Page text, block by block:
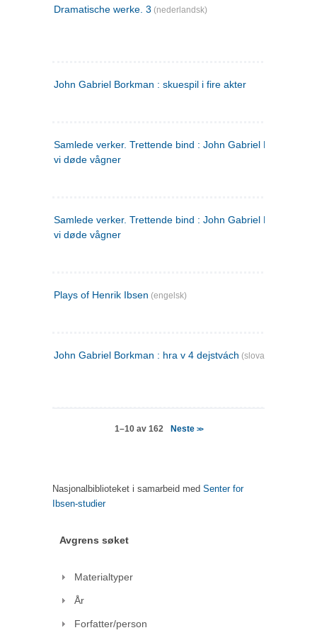
Dramatische werke. 3 (nederlandsk)
John Gabriel Borkman : skuespil i fire akter
Samlede verker. Trettende bind : John Gabriel Borkman ;
vi døde vågner
Samlede verker. Trettende bind : John Gabriel Borkman ;
vi døde vågner
Plays of Henrik Ibsen (engelsk)
John Gabriel Borkman : hra v 4 dejstvách (slovakisk)
1–10 av 162 Neste >>
Nasjonalbiblioteket i samarbeid med Senter for
Ibsen-studier
Avgrens søket
Materialtyper
År
Forfatter/person